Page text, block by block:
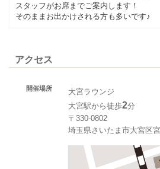
スタッフがお席までご案内します！
そのままお出かけされる方も多いです♪
アクセス
開催場所
大宮ラウンジ
大宮駅から徒歩2分
〒330-0802
埼玉県さいたま市大宮区